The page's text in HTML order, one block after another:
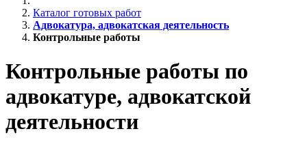
Каталог готовых работ
Адвокатура, адвокатская деятельность
Контрольные работы
Контрольные работы по
адвокатуре, адвокатской
деятельности